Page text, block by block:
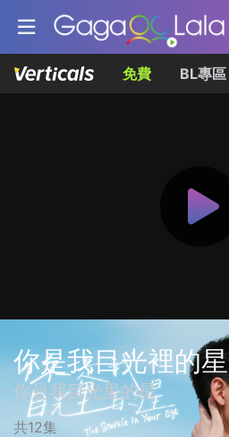
免費 BL專區
你是我目光裡的星
你是我目光里的星
共12集